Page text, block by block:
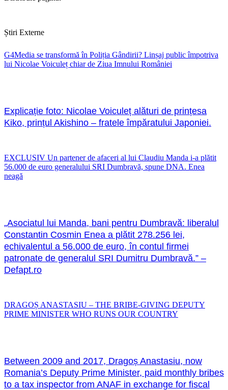
Știri Externe
G4Media se transformă în Poliția Gândirii? Linșaj public împotriva
lui Nicolae Voiculeț chiar de Ziua Imnului României
Explicație foto: Nicolae Voiculeț alături de prințesa
Kiko, prințul Akishino – fratele împăratului Japoniei.
EXCLUSIV Un partener de afaceri al lui Claudiu Manda i-a plătit
56.000 de euro generalului SRI Dumbravă, spune DNA. Enea
neagă
„Asociatul lui Manda, bani pentru Dumbravă: liberalul
Constantin Cosmin Enea a plătit 278.256 lei,
echivalentul a 56.000 de euro, în contul firmei
patronate de generalul SRI Dumitru Dumbravă.” –
Defapt.ro
DRAGOȘ ANASTASIU – THE BRIBE-GIVING DEPUTY
PRIME MINISTER WHO RUNS OUR COUNTRY
Between 2009 and 2017, Dragoș Anastasiu, now
Romania’s Deputy Prime Minister, paid monthly bribes
to a tax inspector from ANAF in exchange for fiscal